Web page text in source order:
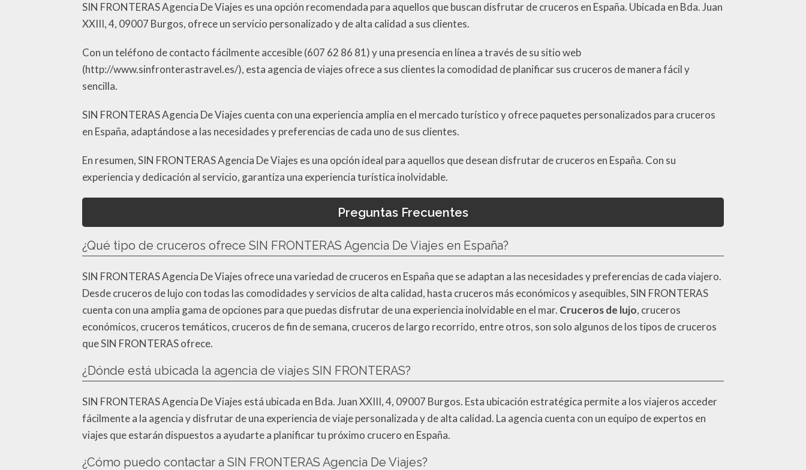
SIN FRONTERAS Agencia De Viajes es una opción recomendada para aquellos que buscan disfrutar de cruceros en España. Ubicada en Bda. Juan
XXIII, 4, 09007 Burgos, ofrece un servicio personalizado y de alta calidad a sus clientes.
Con un teléfono de contacto fácilmente accesible (607 62 86 81) y una presencia en línea a través de su sitio web
(http://www.sinfronterastravel.es/), esta agencia de viajes ofrece a sus clientes la comodidad de planificar sus cruceros de manera fácil y
sencilla.
SIN FRONTERAS Agencia De Viajes cuenta con una experiencia amplia en el mercado turístico y ofrece paquetes personalizados para cruceros
en España, adaptándose a las necesidades y preferencias de cada uno de sus clientes.
En resumen, SIN FRONTERAS Agencia De Viajes es una opción ideal para aquellos que desean disfrutar de cruceros en España. Con su
experiencia y dedicación al servicio, garantiza una experiencia turística inolvidable.
Preguntas Frecuentes
¿Qué tipo de cruceros ofrece SIN FRONTERAS Agencia De Viajes en España?
SIN FRONTERAS Agencia De Viajes ofrece una variedad de cruceros en España que se adaptan a las necesidades y preferencias de cada viajero.
Desde cruceros de lujo con todas las comodidades y servicios de alta calidad, hasta cruceros más económicos y asequibles, SIN FRONTERAS
cuenta con una amplia gama de opciones para que puedas disfrutar de una experiencia inolvidable en el mar. Cruceros de lujo, cruceros
económicos, cruceros temáticos, cruceros de fin de semana, cruceros de largo recorrido, entre otros, son solo algunos de los tipos de cruceros
que SIN FRONTERAS ofrece.
¿Dónde está ubicada la agencia de viajes SIN FRONTERAS?
SIN FRONTERAS Agencia De Viajes está ubicada en Bda. Juan XXIII, 4, 09007 Burgos. Esta ubicación estratégica permite a los viajeros acceder
fácilmente a la agencia y disfrutar de una experiencia de viaje personalizada y de alta calidad. La agencia cuenta con un equipo de expertos en
viajes que estarán dispuestos a ayudarte a planificar tu próximo crucero en España.
¿Cómo puedo contactar a SIN FRONTERAS Agencia De Viajes?